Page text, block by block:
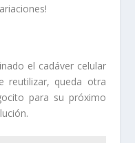
el cadáver celular
reutilizar, queda otra
para su próximo